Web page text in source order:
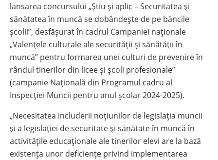
lansarea concursului „Ştiu şi aplic – Securitatea şi
sănătatea în muncă se dobândeşte de pe băncile
şcolii”, desfășurat în cadrul Campaniei naţionale
„Valenţele culturale ale securităţii şi sănătăţii în
muncă” pentru formarea unei culturi de prevenire în
rândul tinerilor din licee şi şcoli profesionale”
(campanie Naţională din Programul cadru al
Inspecţiei Muncii pentru anul școlar 2024-2025).
„Necesitatea includerii noțiunilor de legislația muncii
și a legislației de securitate și sănătate în muncă în
activitățile educaționale ale tinerilor elevi are la bază
existența unor deficiențe privind implementarea